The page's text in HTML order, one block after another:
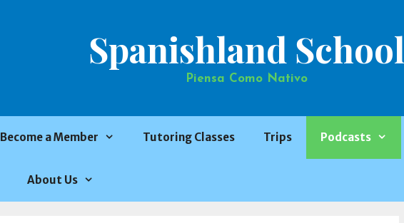
Spanishland School
Piensa Como Nativo
Become a Member Tutoring Classes Trips Podcasts
About Us